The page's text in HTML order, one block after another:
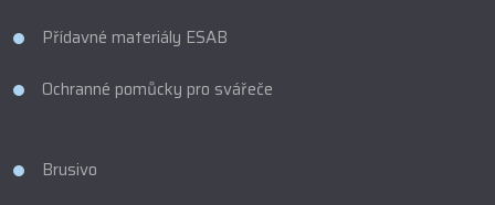
Přídavné materiály ESAB
Ochranné pomůcky pro svářeče
Brusivo